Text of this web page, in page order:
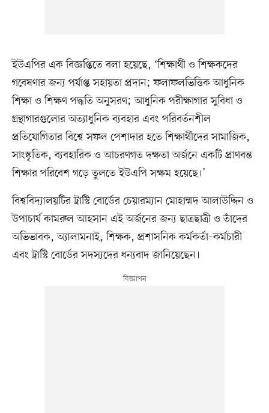
ইউএপির এক বিজ্ঞপ্তিতে বলা হয়েছে, ‘শিক্ষার্থী ও শিক্ষকদের
গবেষণার জন্য পর্যাপ্ত সহায়তা প্রদান; ফলাফলভিত্তিক আধুনিক
শিক্ষা ও শিক্ষণ পদ্ধতি অনুসরণ; আধুনিক পরীক্ষাগার সুবিধা ও
গ্রন্থাগারগুলোর অত্যাধুনিক ব্যবহার এবং পরিবর্তনশীল
প্রতিযোগিতার বিশ্বে সফল পেশাদার হতে শিক্ষার্থীদের সামাজিক,
সাংস্কৃতিক, ব্যবহারিক ও আচরণগত দক্ষতা অর্জনে একটি প্রাণবন্ত
শিক্ষার পরিবেশ গড়ে তুলতে ইউএপি সক্ষম হয়েছে।’
বিশ্ববিদ্যালয়টির ট্রাস্টি বোর্ডের চেয়ারম্যান মোহাম্মদ আলাউদ্দিন ও
উপাচার্য কামরুল আহসান এই অর্জনের জন্য ছাত্রছাত্রী ও তাঁদের
অভিভাবক, অ্যালামনাই, শিক্ষক, প্রশাসনিক কর্মকর্তা–কর্মচারী
এবং ট্রাস্টি বোর্ডের সদস্যদের ধন্যবাদ জানিয়েছেন।